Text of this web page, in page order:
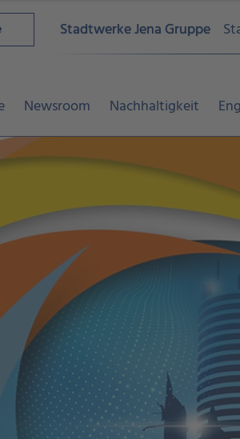
Stadtwerke Jena Gruppe
Newsroom Nachhaltigkeit